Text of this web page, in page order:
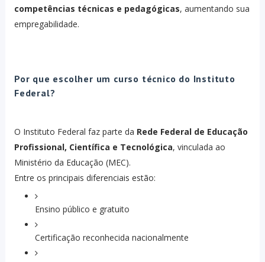
competências técnicas e pedagógicas, aumentando sua
empregabilidade.
Por que escolher um curso técnico do Instituto
Federal?
O Instituto Federal faz parte da Rede Federal de Educação
Profissional, Científica e Tecnológica, vinculada ao
Ministério da Educação (MEC).
Entre os principais diferenciais estão:
Ensino público e gratuito
Certificação reconhecida nacionalmente